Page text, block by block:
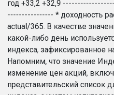
год +33,2 +32,9
---------------- * доходность
actual/365. В качестве
какой-либо день
индекса, зафиксированное
Напомним, что значение
изменение цен акций,
представительский список